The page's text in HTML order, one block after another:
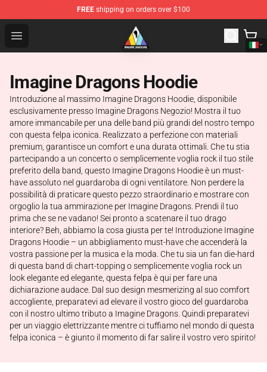
FREE shipping on orders over $100
Open menu
Imagine Dragons Store - Official Imagine Dragons
Imagine Dragons Hoodie
Introduzione al massimo Imagine Dragons Hoodie, disponibile
esclusivamente presso Imagine Dragons Negozio! Mostra il tuo
amore immancabile per una delle band più grandi del nostro tempo
con questa felpa iconica. Realizzato a perfezione con materiali
premium, garantisce un comfort e una durata ottimali. Che tu stia
partecipando a un concerto o semplicemente voglia rock il tuo stile
preferito della band, questo Imagine Dragons Hoodie è un must-
have assoluto nel guardaroba di ogni ventilatore. Non perdere la
possibilità di praticare questo pezzo straordinario e mostrare con
orgoglio la tua ammirazione per Imagine Dragons. Prendi il tuo
prima che se ne vadano! Sei pronto a scatenare il tuo drago
interiore? Beh, abbiamo la cosa giusta per te! Introduzione Imagine
Dragons Hoodie – un abbigliamento must-have che accenderà la
vostra passione per la musica e la moda. Che tu sia un fan die-hard
di questa band di chart-topping o semplicemente voglia rock un
look elegante ed elegante, questa felpa è qui per fare una
dichiarazione audace. Dal suo design mesmerizing al suo comfort
accogliente, preparatevi ad elevare il vostro gioco del guardaroba
con il nostro ultimo tributo a Imagine Dragons. Quindi preparatevi
per un viaggio elettrizzante mentre ci tuffiamo nel mondo di questa
felpa iconica – è giunto il momento di far salire il vostro vero spirito!